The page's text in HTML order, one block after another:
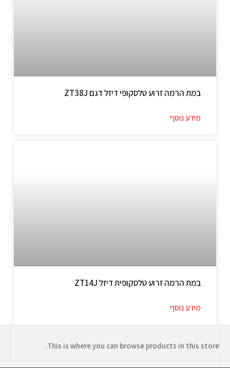
במת הרמה זרוע טלסקופי דיזל דגם ZT38J
מידע נוסף
במת הרמה זרוע טלסקופית דיזל ZT14J
מידע נוסף
This is where you can browse products in this store.